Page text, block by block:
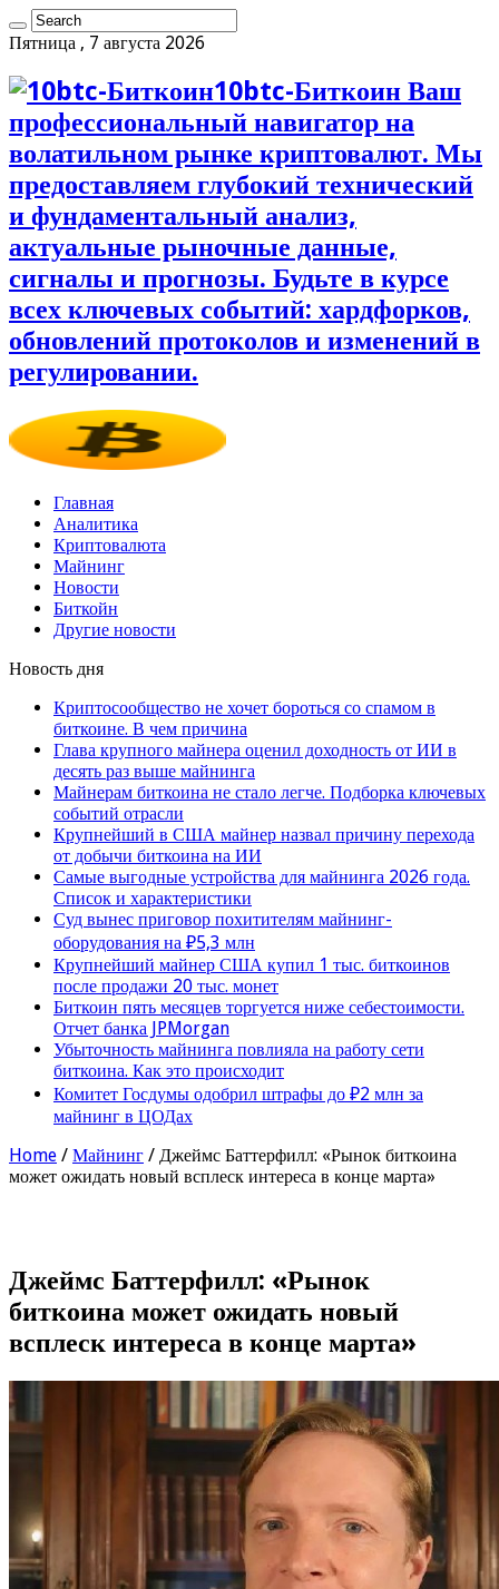
Пятница , 7 августа 2026
10btc-Биткоин Ваш
профессиональный навигатор на
волатильном рынке криптовалют. Мы
предоставляем глубокий технический
и фундаментальный анализ,
актуальные рыночные данные,
сигналы и прогнозы. Будьте в курсе
всех ключевых событий: хардфорков,
обновлений протоколов и изменений в
регулировании.
Главная
Аналитика
Криптовалюта
Майнинг
Новости
Биткойн
Другие новости
Новость дня
Криптосообщество не хочет бороться со спамом в
биткоине. В чем причина
Глава крупного майнера оценил доходность от ИИ в
десять раз выше майнинга
Майнерам биткоина не стало легче. Подборка ключевых
событий отрасли
Крупнейший в США майнер назвал причину перехода
от добычи биткоина на ИИ
Самые выгодные устройства для майнинга 2026 года.
Список и характеристики
Суд вынес приговор похитителям майнинг-
оборудования на ₽5,3 млн
Крупнейший майнер США купил 1 тыс. биткоинов
после продажи 20 тыс. монет
Биткоин пять месяцев торгуется ниже себестоимости.
Отчет банка JPMorgan
Убыточность майнинга повлияла на работу сети
биткоина. Как это происходит
Комитет Госдумы одобрил штрафы до ₽2 млн за
майнинг в ЦОДах
Home / Майнинг / Джеймс Баттерфилл: «Рынок биткоина
может ожидать новый всплеск интереса в конце марта»
Джеймс Баттерфилл: «Рынок
биткоина может ожидать новый
всплеск интереса в конце марта»